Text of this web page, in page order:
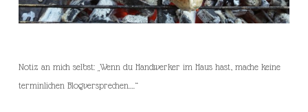
Notiz an mich selbst: „Wenn du Handwerker im Haus hast, mache keine
terminlichen Blogversprechen….“